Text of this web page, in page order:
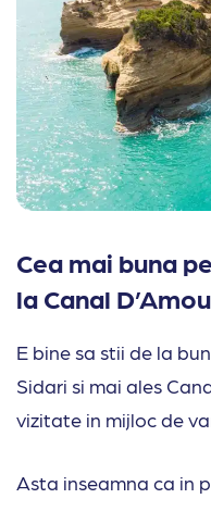
Cea mai buna
la Canal
E bine sa stii de la
Sidari si mai ales
vizitate in mijloc de
Asta inseamna ca in